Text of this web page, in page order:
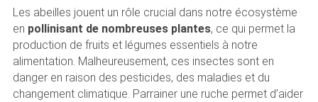
Les abeilles jouent un rôle crucial dans notre écosystème
en pollinisant de nombreuses plantes, ce qui permet la
production de fruits et légumes essentiels à notre
alimentation. Malheureusement, ces insectes sont en
danger en raison des pesticides, des maladies et du
changement climatique. Parrainer une ruche permet d’aider